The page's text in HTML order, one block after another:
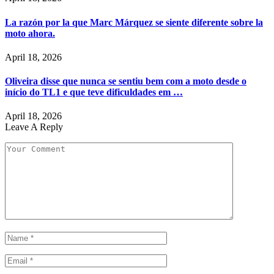
La razón por la que Marc Márquez se siente diferente sobre la
moto ahora.
April 18, 2026
Oliveira disse que nunca se sentiu bem com a moto desde o
início do TL1 e que teve dificuldades em …
April 18, 2026
Leave A Reply